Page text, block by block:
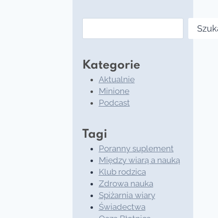
Kategorie
Aktualnie
Minione
Podcast
Tagi
Poranny suplement
Między wiarą a nauką
Klub rodzica
Zdrowa nauka
Spiżarnia wiary
Świadectwa